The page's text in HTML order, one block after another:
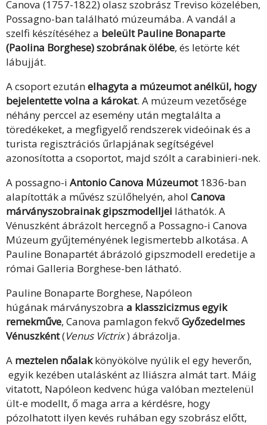
Canova (1757-1822) olasz szobrász Treviso közelében,
Possagno-ban található múzeumába. A vandál a
szelfi készítéséhez a beleült Pauline Bonaparte
(Paolina Borghese) szobrának ölébe, és letörte két
lábujját.
A csoport ezutánelhagyta a múzeumot anélkül, hogy
bejelentette volna a károkat. A múzeum vezetősége
néhány perccel az esemény után megtalálta a
töredékeket, a megfigyelő rendszerek videóinak és a
turista regisztrációs űrlapjának segítségével
azonosította a csoportot, majd szólt a carabinieri-nek.
A possagno-i Antonio Canova Múzeumot1836-ban
alapították a művész szülőhelyén, ahol Canova
márványszobrainak gipszmodelljei láthatók. A
Vénuszként ábrázolt hercegnő a Possagno-i Canova
Múzeum gyűjteményének legismertebb alkotása. A
Pauline Bonapartét ábrázoló gipszmodell eredetije a
római Galleria Borghese-ben látható.
Pauline Bonaparte Borghese, Napóleon
húgának márványszobra a klasszicizmus egyik
remekműve, Canova pamlagon fekvőGyőzedelmes
Vénuszként(Venus Victrix) ábrázolja.
A meztelen nőalakkönyökölve nyúlik el egy heverőn,
egyik kezében utalásként az Iliászra almát tart. Máig
vitatott, Napóleon kedvenc húga valóban meztelenül
ült-e modellt, ő maga arra a kérdésre, hogy
pózolhatott ilyen kevés ruhában egy szobrász előtt,